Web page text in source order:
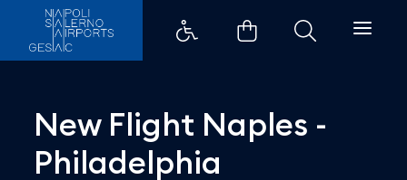
New Flight Naples -
New Flight Naples -
Philadelphia